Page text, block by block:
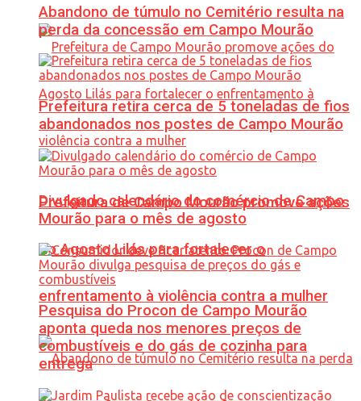
Prefeitura de Campo Mourão promove ações
do Agosto Lilás para fortalecer o
enfrentamento à violência contra a mulher
Abandono de túmulo no Cemitério resulta na
perda da concessão em Campo Mourão
Prefeitura retira cerca de 5 toneladas de fios
abandonados nos postes de Campo Mourão
Divulgado calendário do comércio de Campo
Mourão para o mês de agosto
Pesquisa do Procon de Campo Mourão
aponta queda nos menores preços de
combustíveis e do gás de cozinha para
entrega